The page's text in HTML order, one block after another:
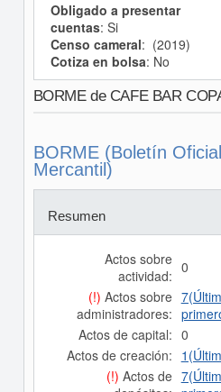
Obligado a presentar
cuentas: Si
Censo cameral: (2019)
Cotiza en bolsa: No
BORME de CAFE BAR
BORME (Boletín
Mercantil)
Resumen
Actos sobre
actividad: 0
(!) Actos sobre
administradores:
Actos de capital: 0
Actos de creación:
(!) Actos de